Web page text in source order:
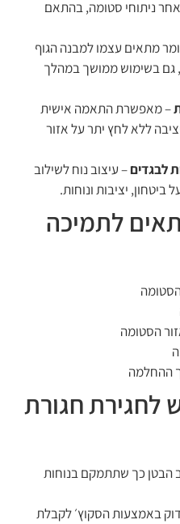
ניתוחי סטומה, בהתאם
מתאים עצמו למבנה הגוף
גם בשימוש ממושך במהלך
– מאפשרת התאמה אישית
ללא לחץ יתר על אזור
לבגדים– עיצוב נוח לשילוב
יציבות ונוחות.
לתמיכה
הסטומה
ההחלמה
לחגירת חגורת
הבטן כך שתתמקם בנוחות
באמצעות הסקוץ׳ לקבלת